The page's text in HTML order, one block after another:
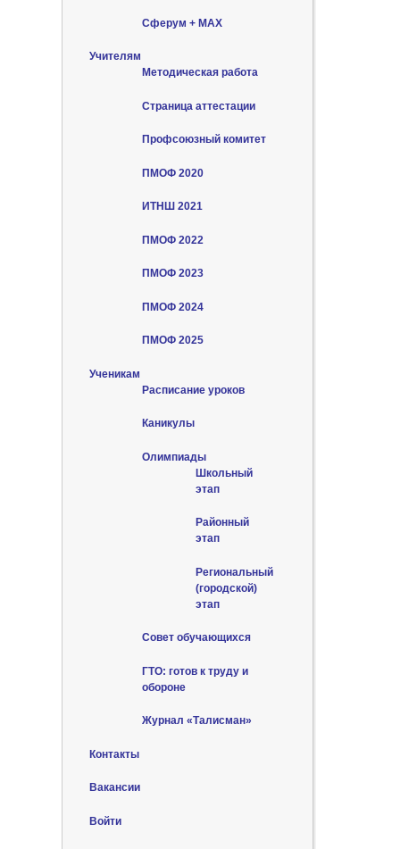
Сферум + MAX
Учителям
Методическая работа
Страница аттестации
Профсоюзный комитет
ПМОФ 2020
ИТНШ 2021
ПМОФ 2022
ПМОФ 2023
ПМОФ 2024
ПМОФ 2025
Ученикам
Расписание уроков
Каникулы
Олимпиады
Школьный
этап
Районный
этап
Региональный
(городской)
этап
Совет обучающихся
ГТО: готов к труду и
обороне
Журнал «Талисман»
Контакты
Вакансии
Войти